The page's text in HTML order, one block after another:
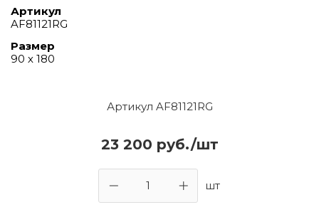
Артикул AF81121RG
23 200 руб./шт
шт
Артикул
AF81121RG
Размер
90 х 180